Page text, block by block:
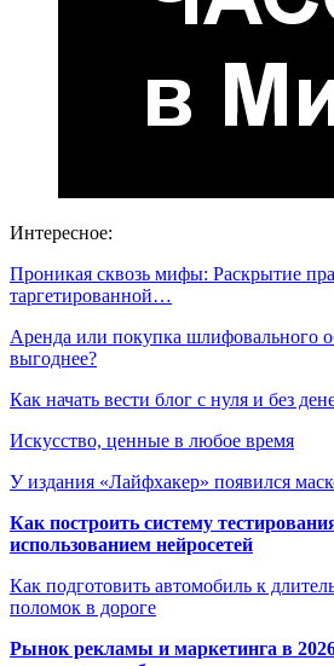
Интересное:
Проникая сквозь мифы: Раскрытие
таргетированной…
Аренда или покупка шлифовального
выгоднее?
Как начать вести блог с нуля и без
Искусство, ценные в любое время
У издания «Лайфхакер» появился
Как построить систему
использованием нейросетей
Как подготовить автомобиль к
поломок в дороге
Рынок рекламы и маркетинга в